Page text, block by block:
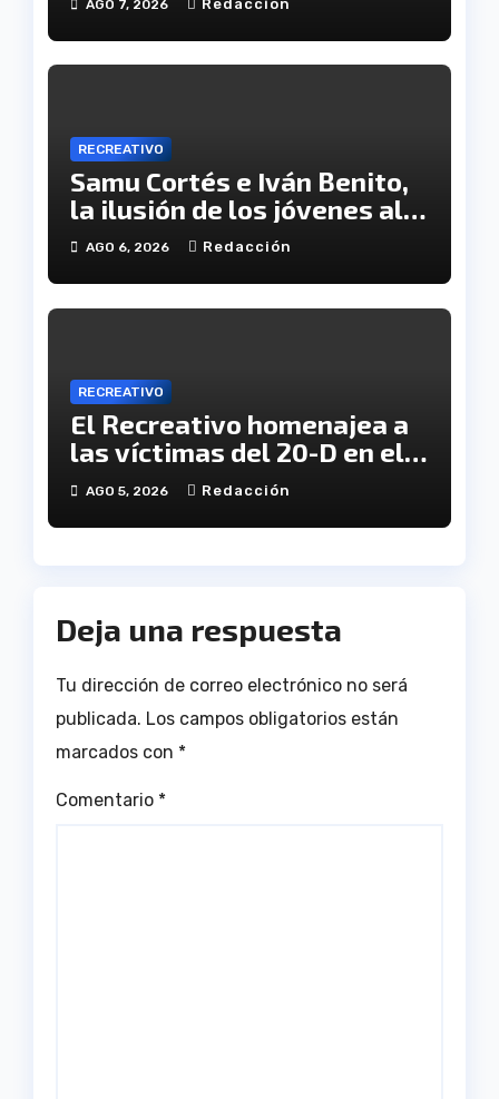
AGO 7, 2026 Redacción
RECREATIVO
Samu Cortés e Iván Benito,
la ilusión de los jóvenes al
servicio del Decano
AGO 6, 2026 Redacción
RECREATIVO
El Recreativo homenajea a
las víctimas del 20-D en el
XX aniversario de la
tragedia
AGO 5, 2026 Redacción
Deja una respuesta
Tu dirección de correo electrónico no será
publicada. Los campos obligatorios están
marcados con *
Comentario *